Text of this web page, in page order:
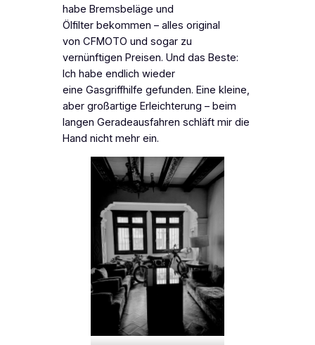
habe Bremsbeläge und
Ölfilter bekommen – alles original
von CFMOTO und sogar zu
vernünftigen Preisen. Und das Beste:
Ich habe endlich wieder
eine Gasgriffhilfe gefunden. Eine kleine,
aber großartige Erleichterung – beim
langen Geradeausfahren schläft mir die
Hand nicht mehr ein.